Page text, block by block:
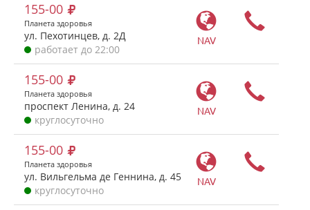
NAV
155-00
Планета здоровья
ул. Пехотинцев, д. 2Д
работает до 22:00
NAV
155-00
Планета здоровья
проспект Ленина, д. 24
круглосуточно
NAV
155-00
Планета здоровья
ул. Вильгельма де Геннина, д. 45
круглосуточно